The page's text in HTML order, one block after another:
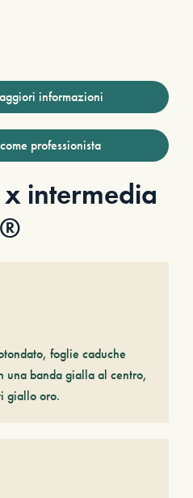
informazioni
professionista
x intermedia
foglie caduche
una banda gialla al centro,
giallo oro.